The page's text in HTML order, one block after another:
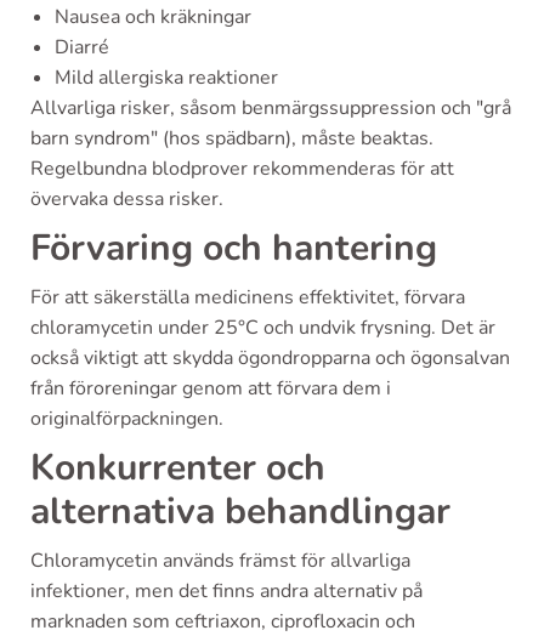
Nausea och kräkningar
Diarré
Mild allergiska reaktioner
Allvarliga risker, såsom benmärgssuppression och "grå
barn syndrom" (hos spädbarn), måste beaktas.
Regelbundna blodprover rekommenderas för att
övervaka dessa risker.
Förvaring och hantering
För att säkerställa medicinens effektivitet, förvara
chloramycetin under 25°C och undvik frysning. Det är
också viktigt att skydda ögondropparna och ögonsalvan
från föroreningar genom att förvara dem i
originalförpackningen.
Konkurrenter och
alternativa behandlingar
Chloramycetin används främst för allvarliga
infektioner, men det finns andra alternativ på
marknaden som ceftriaxon, ciprofloxacin och